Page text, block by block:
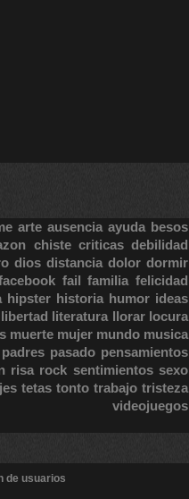
arte ausencia ayuda besos
chiste criticas debilidad
dios distancia dolor dormir
fail familia felicidad
hipster historia humor ideas
libertad literatura llorar locura
muerte mujer mundo musica
padres pasado pensamientos
risa rock sentimientos sexo
tetas tonto trabajo tristeza
videojuegos
de usuarios